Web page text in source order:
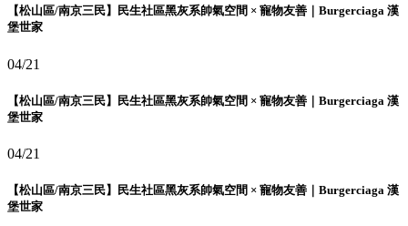
【松山區/南京三民】民生社區黑灰系帥氣空間 × 寵物友善｜Burgerciaga 漢
堡世家
04/21
【松山區/南京三民】民生社區黑灰系帥氣空間 × 寵物友善｜Burgerciaga 漢
堡世家
04/21
【松山區/南京三民】民生社區黑灰系帥氣空間 × 寵物友善｜Burgerciaga 漢
堡世家